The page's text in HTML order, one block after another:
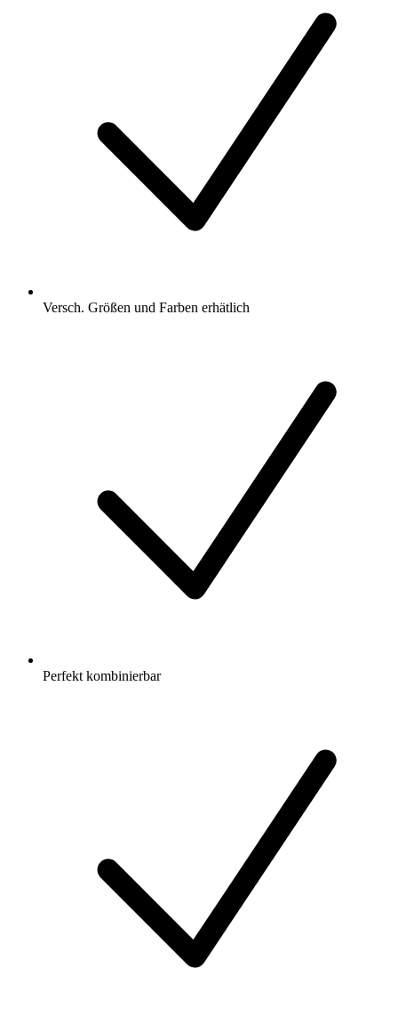
Versch. Größen und Farben erhätlich
Perfekt kombinierbar